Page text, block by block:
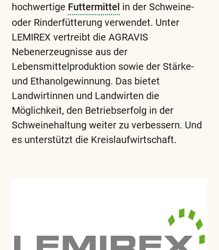
hochwertige Futtermittel in der Schweine-
oder Rinderfütterung verwendet. Unter
LEMIREX vertreibt die AGRAVIS
Nebenerzeugnisse aus der
Lebensmittelproduktion sowie der Stärke-
und Ethanolgewinnung. Das bietet
Landwirtinnen und Landwirten die
Möglichkeit, den Betriebserfolg in der
Schweinehaltung weiter zu verbessern. Und
es unterstützt die Kreislaufwirtschaft.
Begriffe
finden
Sie